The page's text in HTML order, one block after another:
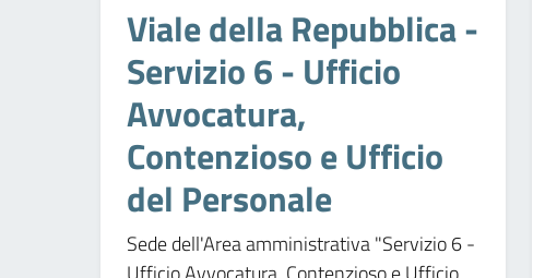
Viale della Repubblica -
Servizio 6 - Ufficio
Avvocatura,
Contenzioso e Ufficio
del Personale
Sede dell'Area amministrativa "Servizio 6 -